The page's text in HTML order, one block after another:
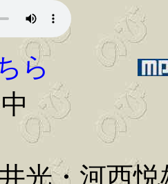
ら
光・河西悦